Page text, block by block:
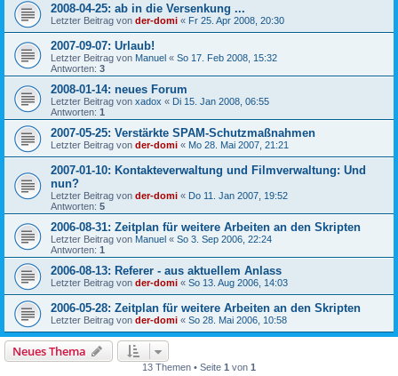
2008-04-25: ab in die Versenkung ...
Letzter Beitrag von der-domi « Fr 25. Apr 2008, 20:30
2007-09-07: Urlaub!
Letzter Beitrag von Manuel « So 17. Feb 2008, 15:32
Antworten: 3
2008-01-14: neues Forum
Letzter Beitrag von xadox « Di 15. Jan 2008, 06:55
Antworten: 1
2007-05-25: Verstärkte SPAM-Schutzmaßnahmen
Letzter Beitrag von der-domi « Mo 28. Mai 2007, 21:21
2007-01-10: Kontakteverwaltung und Filmverwaltung: Und
nun?
Letzter Beitrag von der-domi « Do 11. Jan 2007, 19:52
Antworten: 5
2006-08-31: Zeitplan für weitere Arbeiten an den Skripten
Letzter Beitrag von Manuel « So 3. Sep 2006, 22:24
Antworten: 1
2006-08-13: Referer - aus aktuellem Anlass
Letzter Beitrag von der-domi « So 13. Aug 2006, 14:03
2006-05-28: Zeitplan für weitere Arbeiten an den Skripten
Letzter Beitrag von der-domi « So 28. Mai 2006, 10:58
Neues Thema
13 Themen • Seite 1 von 1